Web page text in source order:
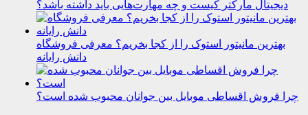
دیجیتال مارکتر کیست و چه مهارت‌هایی باید داشته باشد؟
بهترین مانیتور استوک را از کجا بخریم؟ معرفی فروشگاه
دانش رایانه
چرا فروش اقساطی موبایل بین جوانان محبوب شده است؟